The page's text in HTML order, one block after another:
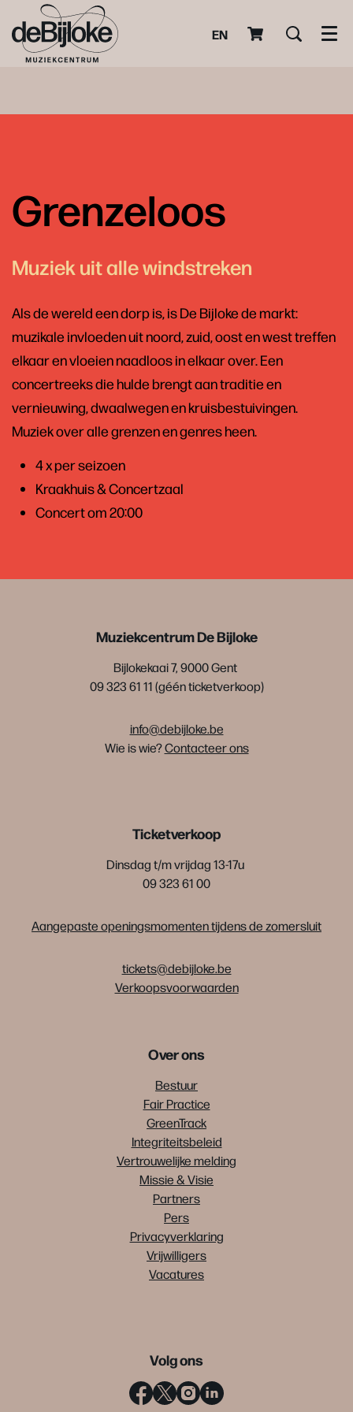
EN
Grenzeloos
Muziek uit alle windstreken
Als de wereld een dorp is, is De Bijloke de markt:
muzikale invloeden uit noord, zuid, oost en west treffen
elkaar en vloeien naadloos in elkaar over. Een
concertreeks die hulde brengt aan traditie en
vernieuwing, dwaalwegen en kruisbestuivingen.
Muziek over alle grenzen en genres heen.
4 x per seizoen
Kraakhuis & Concertzaal
Concert om 20:00
Muziekcentrum De Bijloke
Bijlokekaai 7, 9000 Gent
09 323 61 11 (géén ticketverkoop)
info@debijloke.be
Wie is wie?Contacteer ons
Ticketverkoop
Dinsdag t/m vrijdag 13-17u
09 323 61 00
Aangepaste openingsmomenten tijdens de zomersluit
tickets@debijloke.be
Verkoopsvoorwaarden
Over ons
Bestuur
Fair Practice
GreenTrack
Integriteitsbeleid
Vertrouwelijke melding
Missie & Visie
Partners
Pers
Privacyverklaring
Vrijwilligers
Vacatures
Volg ons